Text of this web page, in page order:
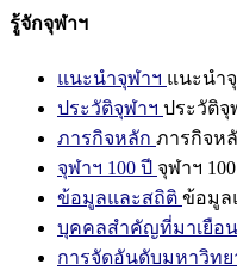
รู้จักจุฬาฯ
แนะนำจุฬาฯ แนะนำ
ประวัติจุฬาฯ ประวัติจุ
ภารกิจหลัก ภารกิจห
จุฬาฯ 100 ปี จุฬาฯ
ข้อมูลและสถิติ ข้อมูล
บุคคลสำคัญที่มาเยือน
การจัดอันดับมหาวิทย